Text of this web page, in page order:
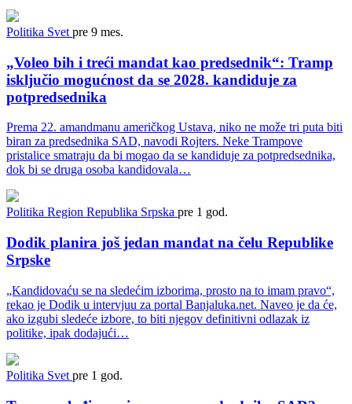
Politika Svet pre 9 mes.
„Voleo bih i treći mandat kao predsednik“: Tramp
isključio mogućnost da se 2028. kandiduje za
potpredsednika
Prema 22. amandmanu američkog Ustava, niko ne može tri puta biti
biran za predsednika SAD, navodi Rojters. Neke Trampove
pristalice smatraju da bi mogao da se kandiduje za potpredsednika,
dok bi se druga osoba kandidovala…
Politika Region Republika Srpska pre 1 god.
Dodik planira još jedan mandat na čelu Republike
Srpske
„Kandidovaću se na sledećim izborima, prosto na to imam pravo“,
rekao je Dodik u intervjuu za portal Banjaluka.net. Naveo je da će,
ako izgubi sledeće izbore, to biti njegov definitivni odlazak iz
politike, ipak dodajući…
Politika Svet pre 1 god.